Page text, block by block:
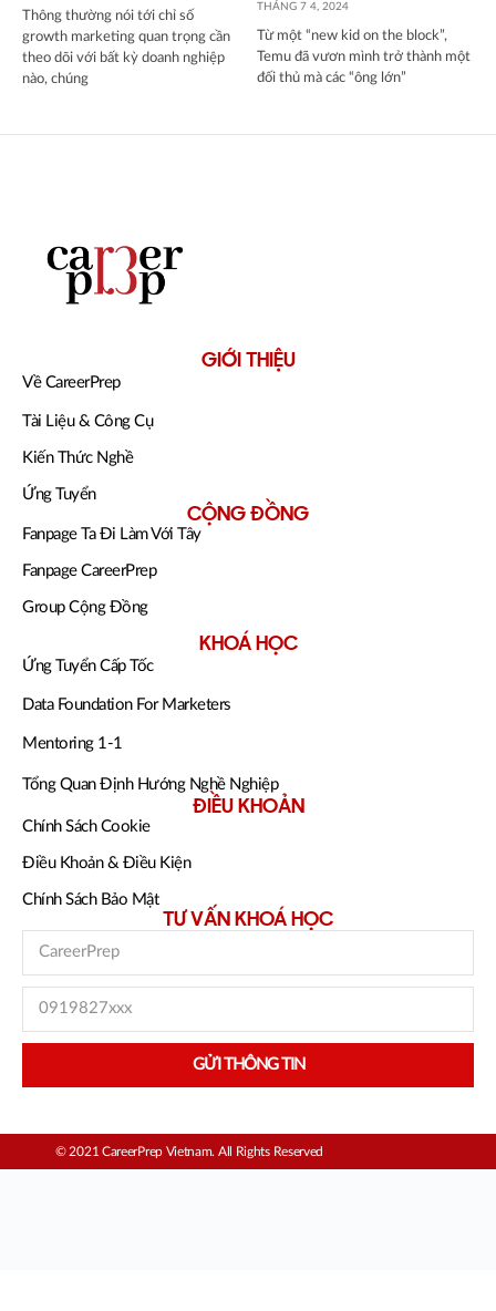
Thông thường nói tới chỉ số
growth marketing quan trọng cần
theo dõi với bất kỳ doanh nghiệp
nào, chúng
THÁNG 7 4, 2024
Từ một “new kid on the block”,
Temu đã vươn mình trở thành một
đối thủ mà các “ông lớn”
GIỚI THIỆU
Về CareerPrep
Tài Liệu & Công Cụ
Kiến Thức Nghề
Ứng Tuyển
CỘNG ĐỒNG
Fanpage Ta Đi Làm Với Tây
Fanpage CareerPrep
Group Cộng Đồng
KHOÁ HỌC
Ứng Tuyển Cấp Tốc
Data Foundation For Marketers
Mentoring 1-1
Tổng Quan Định Hướng Nghề Nghiệp
ĐIỀU KHOẢN
Chính Sách Cookie
Điều Khoản & Điều Kiện
Chính Sách Bảo Mật
TƯ VẤN KHOÁ HỌC
GỬI THÔNG TIN
© 2021 CareerPrep Vietnam. All Rights Reserved